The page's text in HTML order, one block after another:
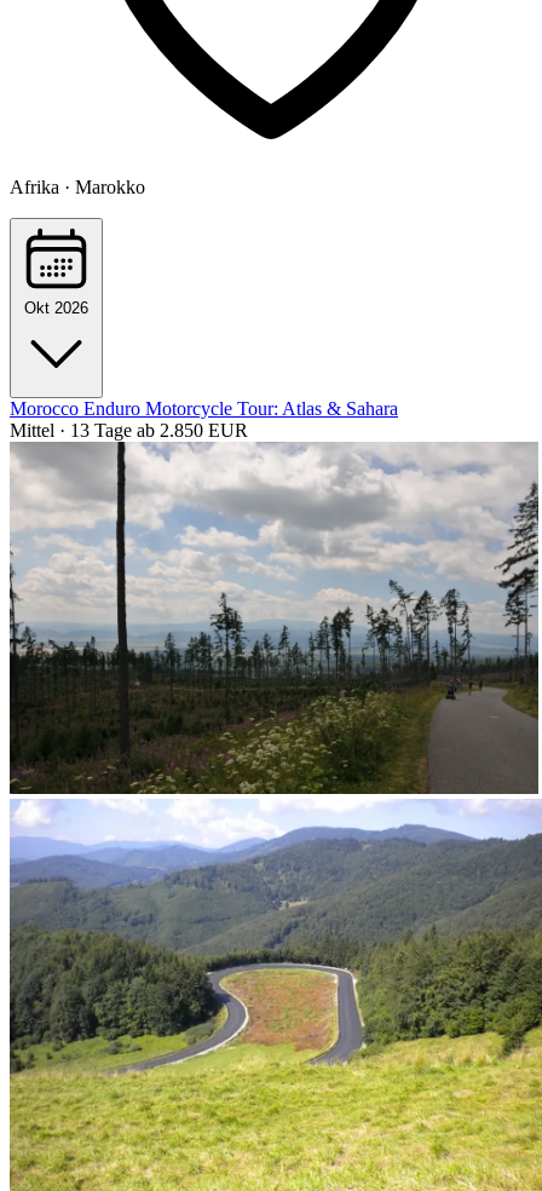
Afrika · Marokko
Okt 2026
Morocco Enduro Motorcycle Tour: Atlas & Sahara
Mittel · 13 Tage ab 2.850 EUR